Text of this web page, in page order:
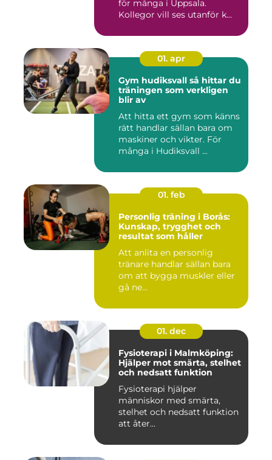
för många i Uppsala.
Kollegor vill ses utanför k...
01. apr
Gym hudiksvall så hittar du
träningen som verkligen
blir av
Att hitta ett gym som känns
rätt handlar sällan bara om
maskiner och vikter. För
många i Hudiksvall ...
01. feb
Personlig träning i Borås:
Kunskap, trygghet och
resultat som håller
Att anlita en personlig
tränare handlar sällan bara
om att bygga muskler eller
gå ne...
01. dec
Fysioterapi i Malmköping:
Hjälper mot smärta, stelhet
och nedsatt funktion
Fysioterapi hjälper
människor med smärta,
stelhet och nedsatt funktion
att åter...